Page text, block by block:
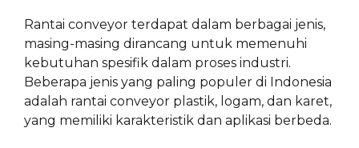
Rantai conveyor terdapat dalam berbagai jenis,
masing-masing dirancang untuk memenuhi
kebutuhan spesifik dalam proses industri.
Beberapa jenis yang paling populer di Indonesia
adalah rantai conveyor plastik, logam, dan karet,
yang memiliki karakteristik dan aplikasi berbeda.